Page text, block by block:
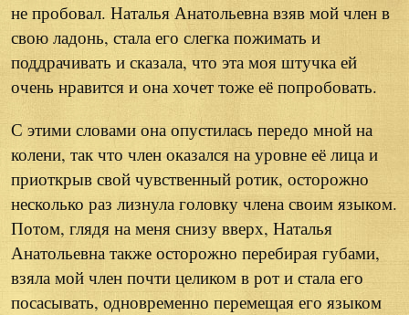
не пробовал. Наталья Анатольевна взяв мой член в
свою ладонь, стала его слегка пожимать и
поддрачивать и сказала, что эта моя штучка ей
очень нравится и она хочет тоже её попробовать.
С этими словами она опустилась передо мной на
колени, так что член оказался на уровне её лица и
приоткрыв свой чувственный ротик, осторожно
несколько раз лизнула головку члена своим языком.
Потом, глядя на меня снизу вверх, Наталья
Анатольевна также осторожно перебирая губами,
взяла мой член почти целиком в рот и стала его
посасывать, одновременно перемещая его языком